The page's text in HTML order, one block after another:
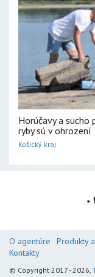
Horúčavy a sucho
ryby sú v ohrození
Košický kraj
O agentúre Produkty
Kontakty
© Copyright 2017 - 2026,